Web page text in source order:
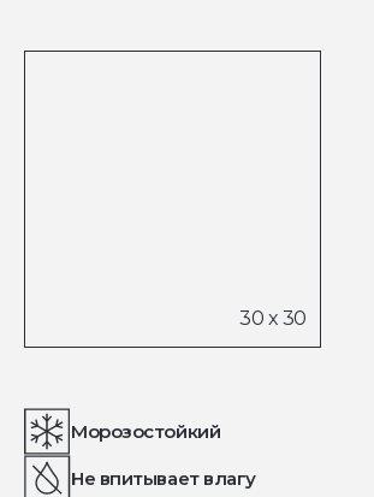
Морозостойкий
Не впитывает влагу